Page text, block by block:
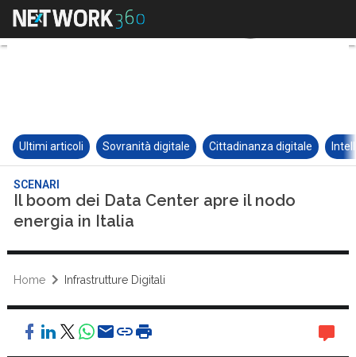
Ultimi articoli Sovranità digitale Cittadinanza digitale
SCENARI
Il boom dei Data Center apre il nodo
energia in Italia
Home Infrastrutture Digitali